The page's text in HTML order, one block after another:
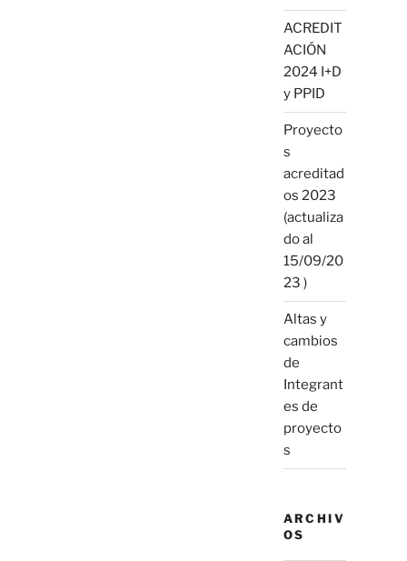
ACREDIT
ACIÓN
2024 I+D
y PPID
Proyecto
s
acreditad
os 2023
(actualiza
do al
15/09/20
23 )
Altas y
cambios
de
Integrant
es de
proyecto
s
ARCHIV
OS